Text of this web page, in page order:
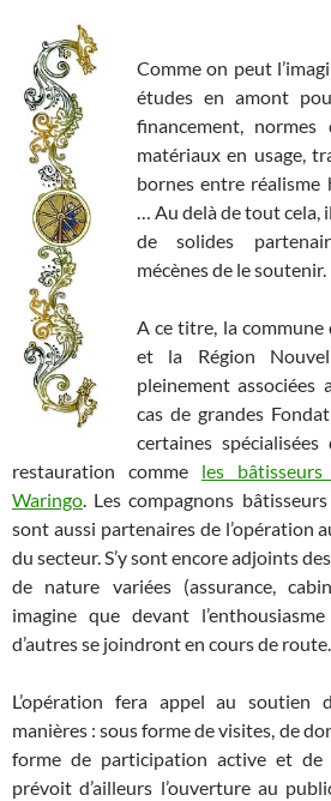
Comme on peut
études en amont
financement,
matériaux en usage,
bornes entre
… Au delà de tout cela,
de solides
mécènes de le soutenir.
A ce titre, la commune
et la Région
pleinement associées
cas de grandes
certaines
restauration comme les
Waringo. Les compagnons
sont aussi partenaires de l’opération
du secteur. S’y sont encore adjoints
de nature variées (assurance,
imagine que devant
d’autres se joindront en cours de route.
L’opération fera appel au soutien
manières : sous forme de visites, de
forme de participation active et de
prévoit d’ailleurs l’ouverture au